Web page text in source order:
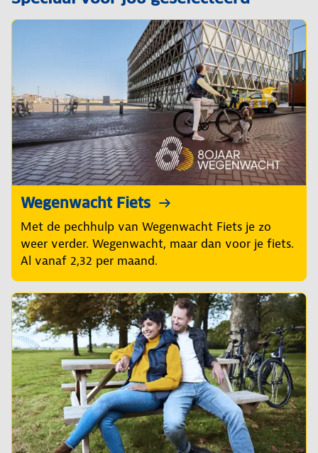
Wegenwacht Fiets
Met de pechhulp van Wegenwacht Fiets je zo
weer verder. Wegenwacht, maar dan voor je fiets.
Al vanaf 2,32 per maand.